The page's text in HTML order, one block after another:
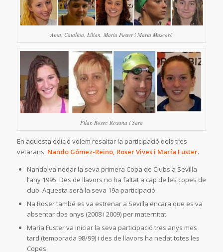
Aina, Catalina, Lilian, Maria Fuster i Maria Mascaró
Pilar, Roser, Roxana i Sara
En aquesta edició volem resaltar la participació dels tres
vetarans: Nando Gómez-Reino, Roser Vives i María Fuster.
Nando va nedar la seva primera Copa de Clubs a Sevilla
l’any 1995. Des de llavors no ha faltat a cap de les copes de
club. Aquesta serà la seva 19a participació.
Na Roser també es va estrenar a Sevilla encara que es va
absentar dos anys (2008 i 2009) per maternitat.
María Fuster va iniciar la seva participació tres anys mes
tard (temporada 98/99) i des de llavors ha nedat totes les
Copes.